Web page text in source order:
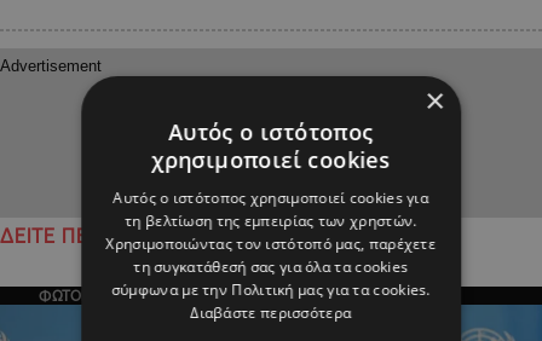
ΔΕΙΤΕ ΠΕΡΙΣΣΟΤΕΡΑ
ΦΩΤΟΓΡΑΦΙΑ ΤΗΣ ΗΜΕΡΑΣ
×
Αυτός ο ιστότοπος
χρησιμοποιεί cookies
Αυτός ο ιστότοπος χρησιμοποιεί cookies για
τη βελτίωση της εμπειρίας των χρηστών.
Χρησιμοποιώντας τον ιστότοπό μας, παρέχετε
τη συγκατάθεσή σας για όλα τα cookies
σύμφωνα με την Πολιτική μας για τα cookies.
Διαβάστε περισσότερα